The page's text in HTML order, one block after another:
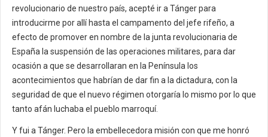
revolucionario de nuestro país, acepté ir a Tánger para
introducirme por allí hasta el campamento del jefe rifeño, a
efecto de promover en nombre de la junta revolucionaria de
España la suspensión de las operaciones militares, para dar
ocasión a que se desarrollaran en la Península los
acontecimientos que habrían de dar fin a la dictadura, con la
seguridad de que el nuevo régimen otorgaría lo mismo por lo que
tanto afán luchaba el pueblo marroquí.
Y fui a Tánger. Pero la embellecedora misión con que me honró